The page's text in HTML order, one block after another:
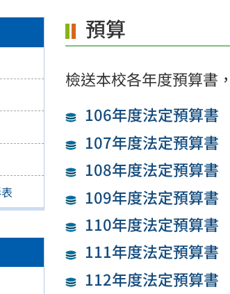
預算
檢送本校各年度預算書
106年度法定預算書
107年度法定預算書
108年度法定預算書
109年度法定預算書
110年度法定預算書
111年度法定預算書
112年度法定預算書